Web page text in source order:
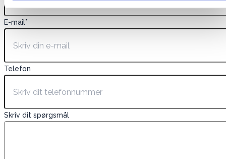
E-mail*
Telefon
Skriv dit spørgsmål